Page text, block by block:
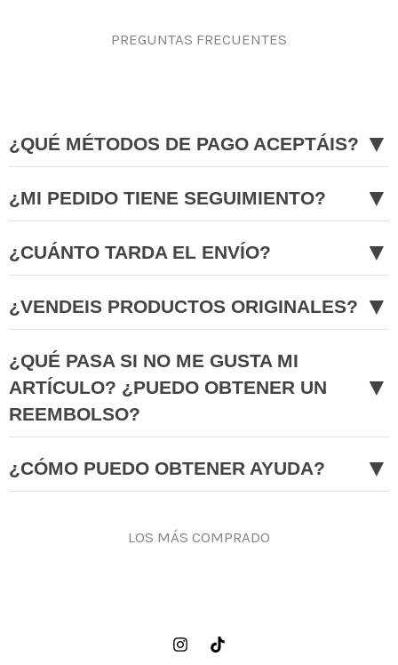
PREGUNTAS FRECUENTES
¿QUÉ MÉTODOS DE PAGO ACEPTÁIS? ▼
¿MI PEDIDO TIENE SEGUIMIENTO? ▼
¿CUÁNTO TARDA EL ENVÍO? ▼
¿VENDEIS PRODUCTOS ORIGINALES? ▼
¿QUÉ PASA SI NO ME GUSTA MI
ARTÍCULO? ¿PUEDO OBTENER UN
REEMBOLSO?
▼
¿CÓMO PUEDO OBTENER AYUDA? ▼
LOS MÁS COMPRADO